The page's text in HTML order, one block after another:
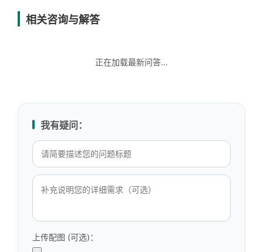
相关咨询与解答
正在加载最新问答...
我有疑问：
上传配图 (可选)：